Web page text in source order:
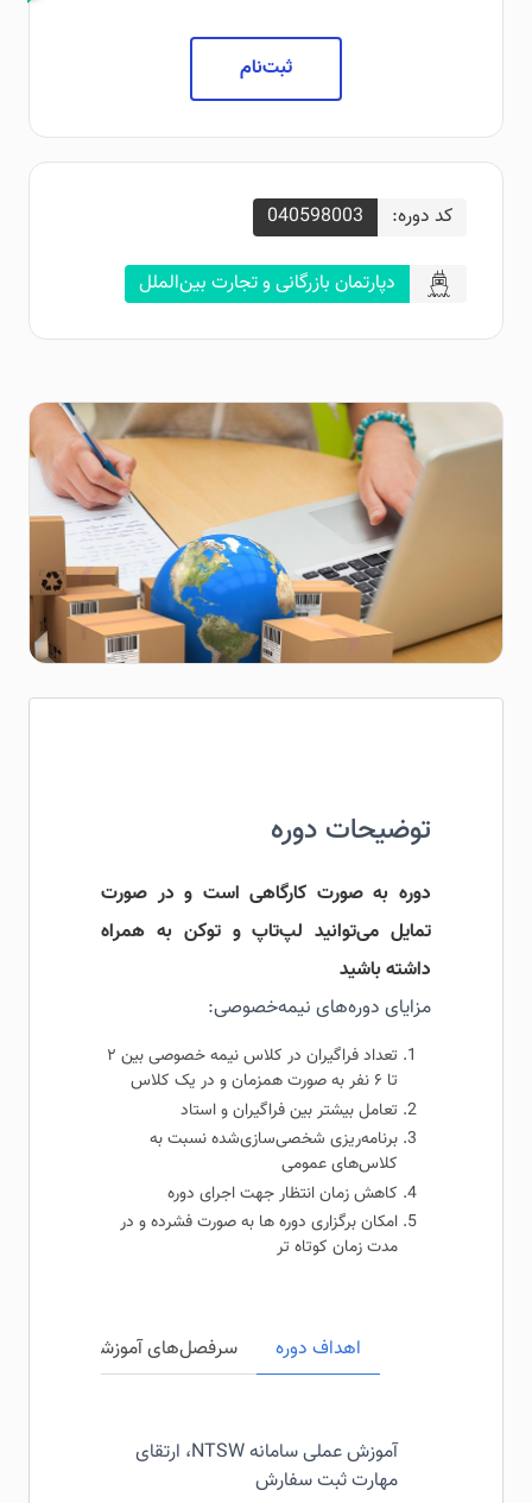
ثبت‌نام
کد دوره: 040598003
دپارتمان بازرگانی و تجارت بین‌الملل
توضیحات دوره
دوره به صورت کارگاهی است و در صورت
تمایل می‌توانید لپ‌تاپ و توکن به همراه
داشته باشید
مزایای دوره‌های نیمه‌خصوصی:
تعداد فراگیران در کلاس نیمه خصوصی بین ۲
تا ۶ نفر به صورت همزمان و در یک کلاس
تعامل بیشتر بین فراگیران و استاد
برنامه‌ریزی شخصی‌سازی‌شده نسبت به
کلاس‌های عمومی
کاهش زمان انتظار جهت اجرای دوره
امکان برگزاری دوره ها به صورت فشرده و در
مدت زمان کوتاه تر
اهداف دوره سرفصل‌های آموزشی
آموزش عملی سامانه NTSW، ارتقای
مهارت ثبت سفارش